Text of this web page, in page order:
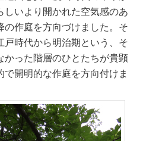
しいより開かれた空気感のあ
の作庭を方向づけました。そ
戸時代から明治期という、そ
った階層のひとたちが貴顕
開明的な作庭を方向付けま